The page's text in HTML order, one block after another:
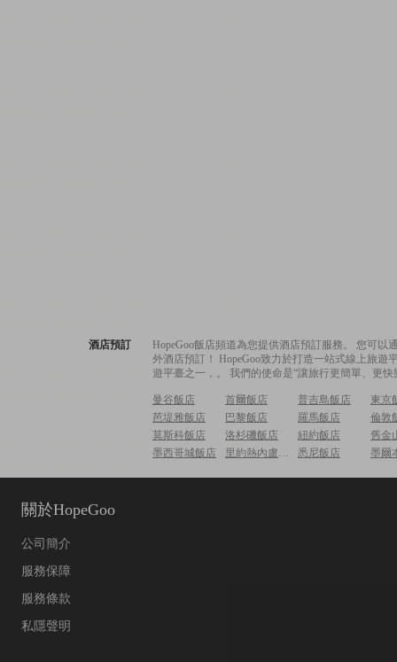
酒店預訂
HopeGoo飯店頻道為您提供酒店預訂服務。 您可
外酒店預訂！ HopeGoo致力於打造一站式線上旅
遊平臺之一，。 我們的使命是“讓旅行更簡單、更
曼谷飯店 首爾飯店 普吉島飯店
東京
芭堤雅飯店
巴黎飯店 羅馬飯店
倫敦
莫斯科飯店
洛杉磯飯店 紐約飯店
舊金
墨西哥城飯店
里約熱內盧飯店 悉尼飯店 墨爾
關於HopeGoo
公司簡介
服務保障
服務條款
私隱聲明